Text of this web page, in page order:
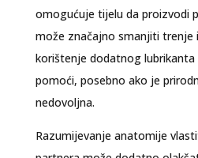
omogućuje tijelu da proizvodi
može značajno smanjiti trenje
korištenje dodatnog lubrikanta
pomoći, posebno ako je
nedovoljna.
Razumijevanje anatomije